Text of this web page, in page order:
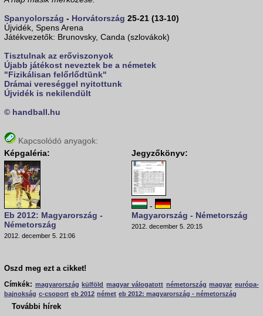
Spanyolország - Horvátország 25-21 (13-10)
Újvidék, Spens Arena
Játékvezetők: Brunovsky, Canda (szlovákok)
Tisztulnak az erőviszonyok
Újabb játékost neveztek be a németek
"Fizikálisan felőrlődtünk"
Drámai vereséggel nyitottunk
Újvidék is nekilendült
© handball.hu
Kapcsolódó anyagok:
Képgaléria:
Eb 2012: Magyarország -
Németország
2012. december 5. 21:06
Jegyzőkönyv:
-
Magyarország - Németország
2012. december 5. 20:15
Oszd meg ezt a cikket!
Címkék: magyarország külföld magyar válogatott németország magyar európa-
bajnokság c-csoport eb 2012 német eb 2012: magyarország - németország
További hírek